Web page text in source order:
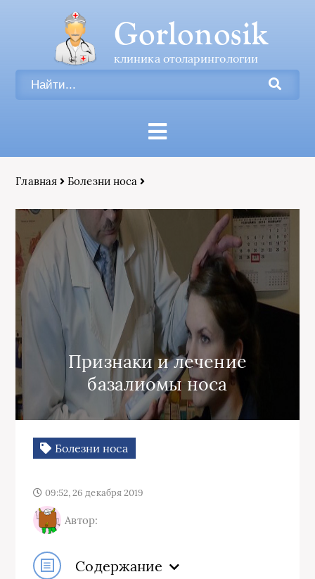
Gorlonosik
клиника отоларингологии
Главная Болезни носа
Признаки и лечение
базалиомы носа
Болезни носа
09:52, 26 декабря 2019
Автор:
Содержание